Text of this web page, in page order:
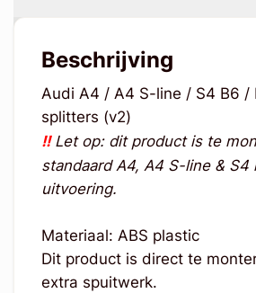
Beschrijving
Audi A4 / A4 S-line / S4 B6 /
splitters (v2)
!!Let op: dit product is te
standaard A4, A4 S-line & S4
uitvoering.
Materiaal: ABS plastic
Dit product is direct te
extra spuitwerk.